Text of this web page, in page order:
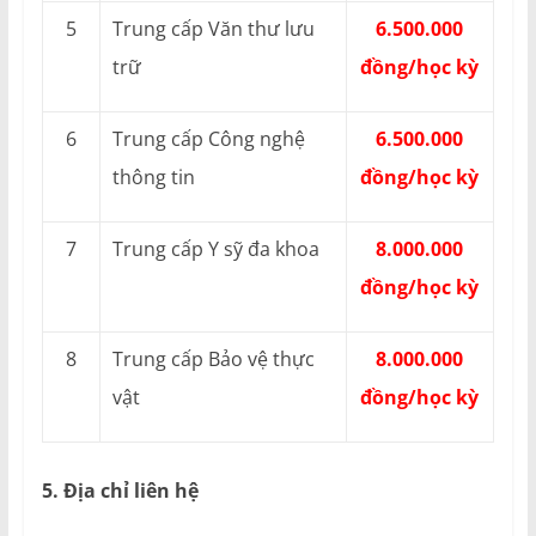
5
Trung cấp Văn thư lưu
trữ
6.500.000
đồng/học kỳ
6
Trung cấp Công nghệ
thông tin
6.500.000
đồng/học kỳ
7 Trung cấp Y sỹ đa khoa
8.000.000
đồng/học kỳ
8
Trung cấp Bảo vệ thực
vật
8.000.000
đồng/học kỳ
5. Địa chỉ liên hệ